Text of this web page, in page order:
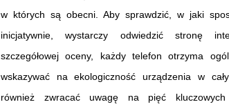
w których są obecni. Aby sprawdzić, w jaki
inicjatywnie, wystarczy odwiedzić stronę
szczegółowej oceny, każdy telefon otrzyma
wskazywać na ekologiczność urządzenia w
również zwracać uwagę na pięć kluczowych